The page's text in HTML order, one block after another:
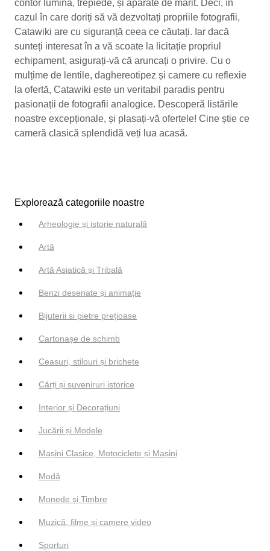
contor lumină, trepiede, și aparate de mărit. Deci, în
cazul în care doriți să vă dezvoltați propriile fotografii,
Catawiki are cu siguranță ceea ce căutați. Iar dacă
sunteți interesat în a vă scoate la licitație propriul
echipament, asigurați-vă că aruncați o privire. Cu o
mulțime de lentile, daghereotipez și camere cu reflexie
la ofertă, Catawiki este un veritabil paradis pentru
pasionații de fotografii analogice. Descoperă listările
noastre excepționale, și plasați-vă ofertele! Cine știe ce
cameră clasică splendidă veți lua acasă.
Explorează categoriile noastre
Arheologie și istorie naturală
Artă
Artă Asiatică și Tribală
Benzi desenate și animație
Bijuterii si pietre prețioase
Cartonașe de schimb
Ceasuri, stilouri și brichete
Cărți și suveniruri istorice
Interior și Decorațiuni
Jucării și Modele
Mașini Clasice, Motociclete și Mașini
Modă
Monede și Timbre
Muzică, filme și camere video
Sporturi